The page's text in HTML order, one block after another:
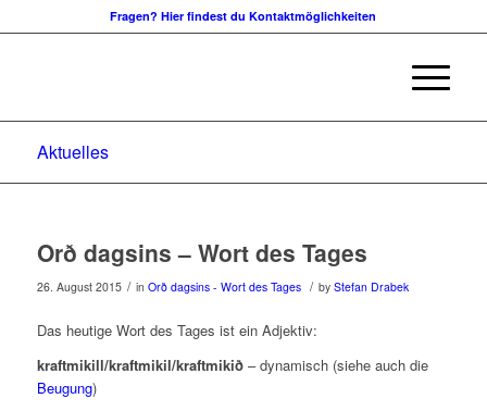
Fragen? Hier findest du Kontaktmöglichkeiten
Aktuelles
Orð dagsins – Wort des Tages
26. August 2015 / in Orð dagsins - Wort des Tages / by Stefan Drabek
Das heutige Wort des Tages ist ein Adjektiv:
kraftmikill/kraftmikil/kraftmikið – dynamisch (siehe auch die
Beugung)